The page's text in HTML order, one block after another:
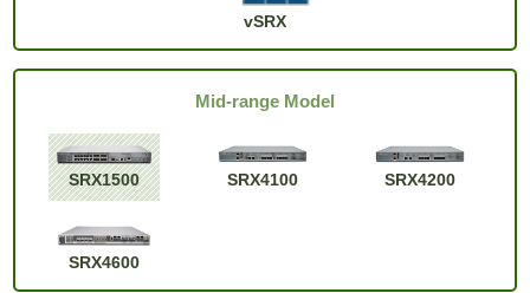
vSRX
Mid-range Model
SRX1500 SRX4100 SRX4200
SRX4600